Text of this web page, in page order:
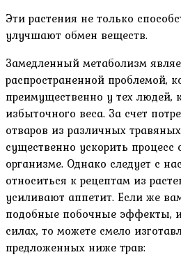
Эти растения не только
улучшают обмен веществ.
Замедленный метаболизм
распространенной проблемой,
преимущественно у тех людей,
избыточного веса. За счет
отваров из различных
существенно ускорить
организме. Однако следует с
относиться к рецептам из
усиливают аппетит. Если же
подобные побочные эффекты,
силах, то можете смело
предложенных ниже трав: